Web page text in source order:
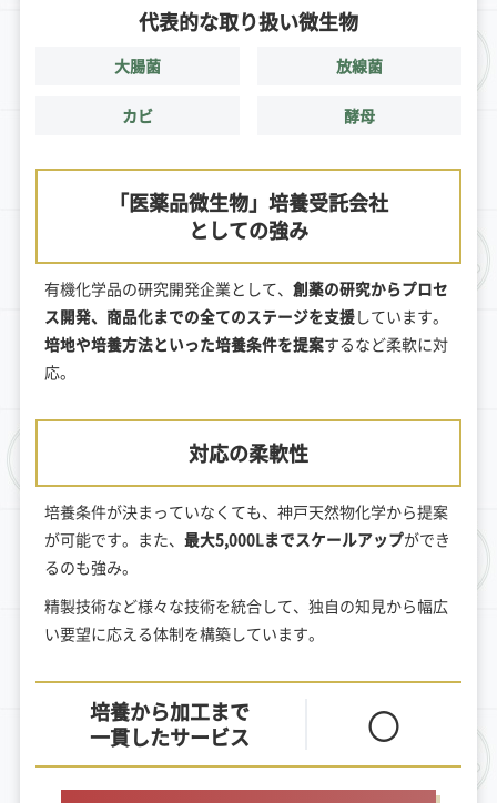
代表的な取り扱い微生物
大腸菌 放線菌
カビ 酵母
「医薬品微生物」培養受託会社
としての強み
有機化学品の研究開発企業として、 創薬の研究からプロセ
ス開発、商品化までの全てのステージを支援しています。
培地や培養方法といった培養条件を提案するなど柔軟に対
応。
対応の柔軟性
培養条件が決まっていなくても、神戸天然物化学から提案
が可能です。また、 最大5,000Lまでスケールアップができ
るのも強み。
精製技術など様々な技術を統合して、独自の知見から幅広
い要望に応える体制を構築しています。
培養から加工まで
一貫したサービス
〇